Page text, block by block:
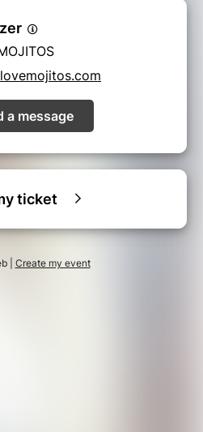
a message
ticket
| Create my event